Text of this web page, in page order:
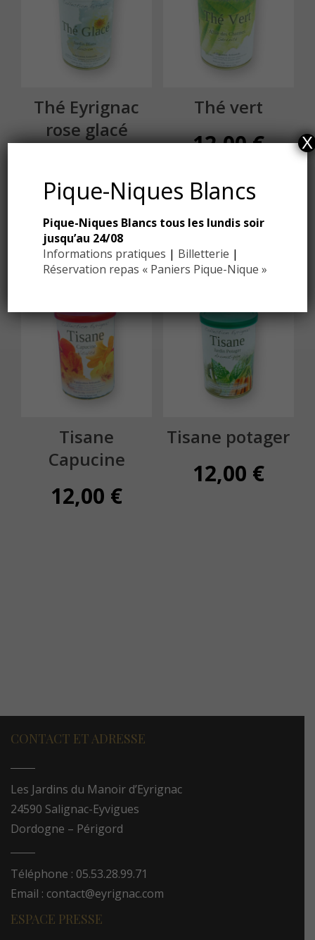
Thé Eyrignac
rose glacé
Thé vert
12,00€
Tisane
Capucine
12,00 €
Tisane potager
12,00 €
CONTACT ET ADRESSE
Les Jardins du Manoir d’Eyrignac
24590 Salignac-Eyvigues
Dordogne – Périgord
Téléphone : 05.53.28.99.71
Email : contact@eyrignac.com
ESPACE PRESSE
Pique-Niques Blancs
Pique-Niques Blancs tous les lundis soir
jusqu’au 24/08
Informations pratiques | Billetterie |
Réservation repas « Paniers Pique-Nique »
X